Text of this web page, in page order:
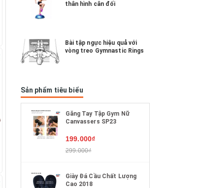
thân hình cân đối
Bài tập ngực hiệu quả với
vòng treo Gymnastic Rings
Sản phẩm tiêu biểu
Găng Tay Tập Gym Nữ
Canvassers SP23
199.000₫
299.000₫
Giày Đá Cầu Chất Lượng
Cao 2018